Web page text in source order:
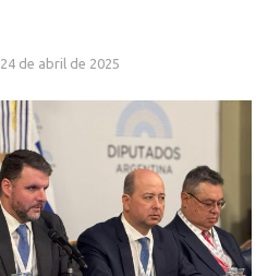
24 de abril de 2025